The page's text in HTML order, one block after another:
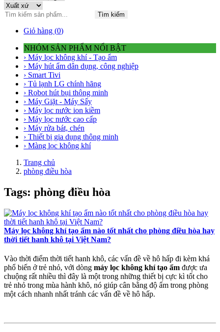
Tìm kiếm
Giỏ hàng (0)
NHÓM SẢN PHẨM NỔI BẬT
› Máy lọc không khí - Tạo ẩm
› Máy hút ẩm dân dụng, công nghiệp
› Smart Tivi
› Tủ lạnh LG chính hãng
› Robot hút bụi thông minh
› Máy Giặt - Máy Sấy
› Máy lọc nước ion kiềm
› Máy lọc nước cao cấp
› Máy rửa bát, chén
› Thiết bị gia dụng thông minh
› Màng lọc không khí
Trang chủ
phòng điều hòa
Tags: phòng điều hòa
Máy lọc không khí tạo ẩm nào tốt nhất cho phòng điều hòa hay
thời tiết hanh khô tại Việt Nam?
Vào thời điểm thời tiết hanh khô, các vấn đề về hô hấp đi kèm khá
phổ biến ở trẻ nhỏ, với dòng máy lọc không khí tạo ẩm được ưa
chuộng rất nhiều thì đây là một trong những thiết bị cực kì tốt cho
trẻ nhỏ trong mùa hành khô, nó giúp cân bằng độ ẩm trong phòng
một cách nhanh nhất tránh các vấn đề về hô hấp.